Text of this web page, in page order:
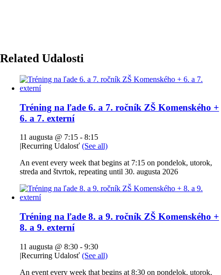
Related Udalosti
Tréning na ľade 6. a 7. ročník ZŠ Komenského +
6. a 7. externí
11 augusta @ 7:15 - 8:15
|Recurring Udalosť (See all)
An event every week that begins at 7:15 on pondelok, utorok,
streda and štvrtok, repeating until 30. augusta 2026
Tréning na ľade 8. a 9. ročník ZŠ Komenského +
8. a 9. externí
11 augusta @ 8:30 - 9:30
|Recurring Udalosť (See all)
An event every week that begins at 8:30 on pondelok, utorok,